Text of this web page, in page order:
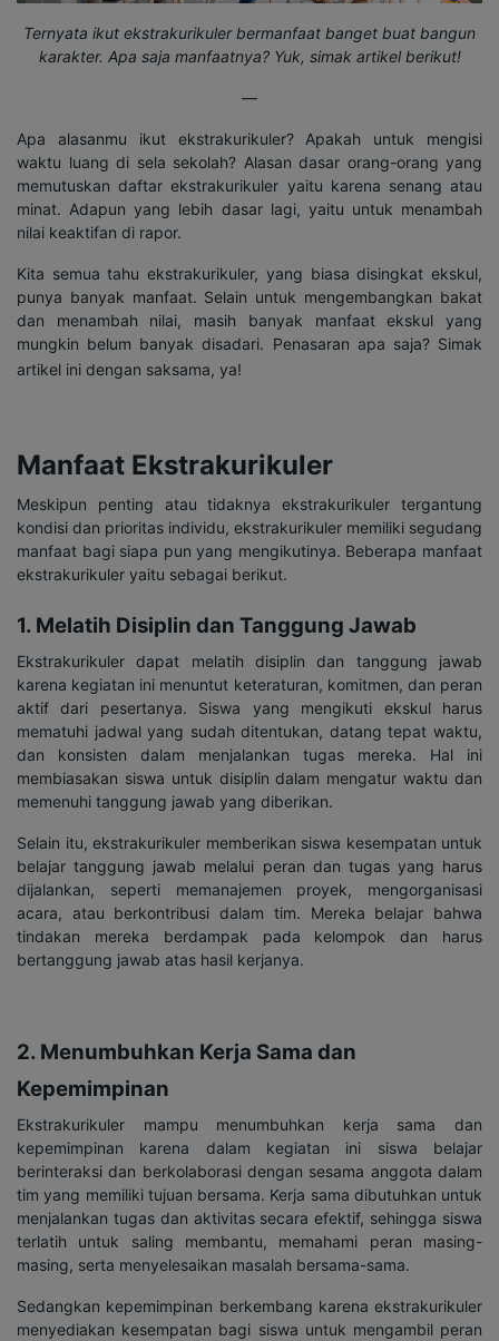
Ternyata ikut ekstrakurikuler bermanfaat banget buat bangun
karakter. Apa saja manfaatnya? Yuk, simak artikel berikut!
—
Apa alasanmu ikut ekstrakurikuler? Apakah untuk mengisi
waktu luang di sela sekolah? Alasan dasar orang-orang yang
memutuskan daftar ekstrakurikuler yaitu karena senang atau
minat. Adapun yang lebih dasar lagi, yaitu untuk menambah
nilai keaktifan di rapor.
Kita semua tahu ekstrakurikuler, yang biasa disingkat ekskul,
punya banyak manfaat. Selain untuk mengembangkan bakat
dan menambah nilai, masih banyak manfaat ekskul yang
mungkin belum banyak disadari. Penasaran apa saja? Simak
artikel ini dengan saksama, ya!
Manfaat Ekstrakurikuler
Meskipun penting atau tidaknya ekstrakurikuler tergantung
kondisi dan prioritas individu, ekstrakurikuler memiliki segudang
manfaat bagi siapa pun yang mengikutinya. Beberapa manfaat
ekstrakurikuler yaitu sebagai berikut.
1. Melatih Disiplin dan Tanggung Jawab
Ekstrakurikuler dapat melatih disiplin dan tanggung jawab
karena kegiatan ini menuntut keteraturan, komitmen, dan peran
aktif dari pesertanya. Siswa yang mengikuti ekskul harus
mematuhi jadwal yang sudah ditentukan, datang tepat waktu,
dan konsisten dalam menjalankan tugas mereka. Hal ini
membiasakan siswa untuk disiplin dalam mengatur waktu dan
memenuhi tanggung jawab yang diberikan.
Selain itu, ekstrakurikuler memberikan siswa kesempatan untuk
belajar tanggung jawab melalui peran dan tugas yang harus
dijalankan, seperti memanajemen proyek, mengorganisasi
acara, atau berkontribusi dalam tim. Mereka belajar bahwa
tindakan mereka berdampak pada kelompok dan harus
bertanggung jawab atas hasil kerjanya.
2. Menumbuhkan Kerja Sama dan
Kepemimpinan
Ekstrakurikuler mampu menumbuhkan kerja sama dan
kepemimpinan karena dalam kegiatan ini siswa belajar
berinteraksi dan berkolaborasi dengan sesama anggota dalam
tim yang memiliki tujuan bersama. Kerja sama dibutuhkan untuk
menjalankan tugas dan aktivitas secara efektif, sehingga siswa
terlatih untuk saling membantu, memahami peran masing-
masing, serta menyelesaikan masalah bersama-sama.
Sedangkan kepemimpinan berkembang karena ekstrakurikuler
menyediakan kesempatan bagi siswa untuk mengambil peran